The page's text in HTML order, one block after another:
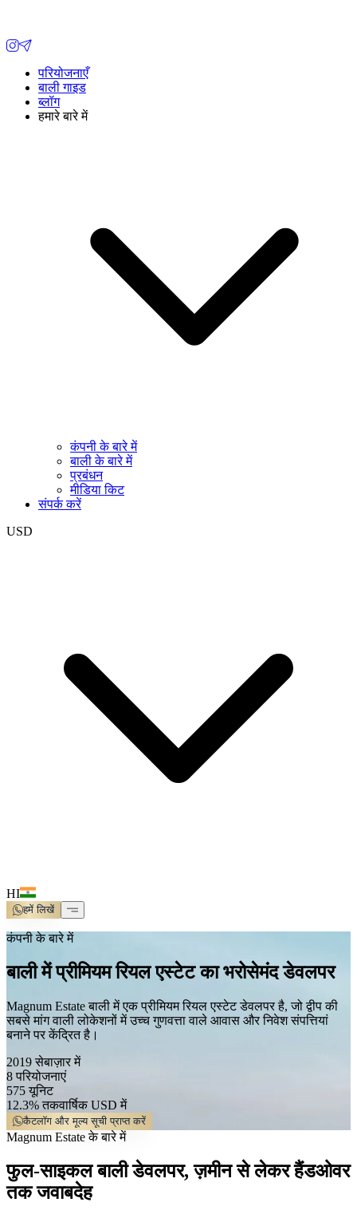
परियोजनाएँ
बाली गाइड
ब्लॉग
हमारे बारे में
कंपनी के बारे में
बाली के बारे में
प्रबंधन
मीडिया किट
संपर्क करें
USD
HI
हमें लिखें
कंपनी के बारे में
बाली में प्रीमियम रियल एस्टेट का भरोसेमंद डेवलपर
Magnum Estate बाली में एक प्रीमियम रियल एस्टेट डेवलपर है, जो द्वीप की
सबसे मांग वाली लोकेशनों में उच्च गुणवत्ता वाले आवास और निवेश संपत्तियां
बनाने पर केंद्रित है।
2019 सेबाज़ार में
8परियोजनाएं
575यूनिट
12.3% तकवार्षिक USD में
कैटलॉग और मूल्य सूची प्राप्त करें
Magnum Estate के बारे में
फुल-साइकल बाली डेवलपर, ज़मीन से लेकर हैंडओवर
तक जवाबदेह